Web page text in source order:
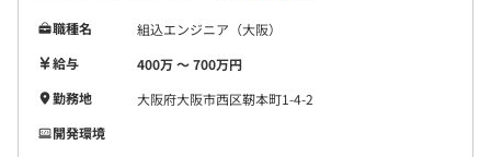
職種名
組込エンジニア（大阪）
給与
400万 〜 700万円
勤務地
大阪府大阪市西区靭本町1-4-2
開発環境